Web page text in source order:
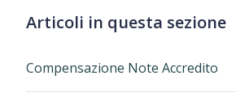
Articoli in questa sezione
Compensazione Note Accredito